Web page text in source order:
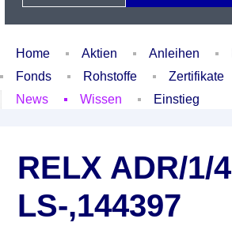
Home Aktien Anleihen
Fonds
Rohstoffe Zertifikate
News
Wissen Einstieg
RELX ADR/1/4
LS-,144397